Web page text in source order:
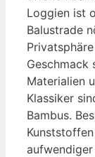
Loggien ist
Balustrade
Geschmack
Materialien
Klassiker
Bambus.
aufwendiger